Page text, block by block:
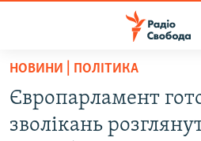
Перейти
основного
матеріалу
ВСЕ ЗА ДОБУ
НОВИНИ | ПОЛІТИКА
Європарламент
зволікань